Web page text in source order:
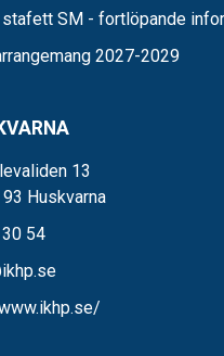
SM - fortlöpande
2027-2029
13
Huskvarna
54